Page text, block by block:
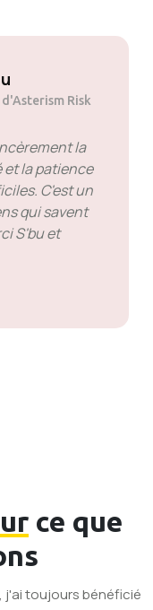
Mogen Pty
-
une
Il y a des
mais ce
Ils
ce que
j'ai toujours bénéficié